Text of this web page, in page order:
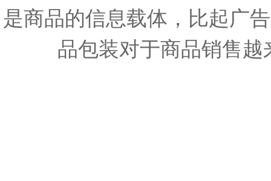
是商品的信息载体，比起广
品包装对于商品销售越